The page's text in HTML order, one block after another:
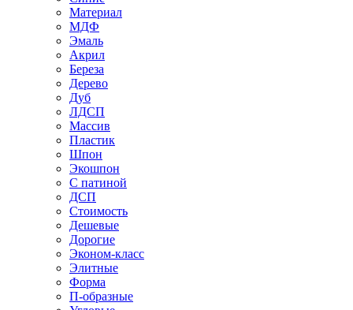
Материал
МДФ
Эмаль
Акрил
Береза
Дерево
Дуб
ЛДСП
Массив
Пластик
Шпон
Экошпон
С патиной
ДСП
Стоимость
Дешевые
Дорогие
Эконом-класс
Элитные
Форма
П-образные